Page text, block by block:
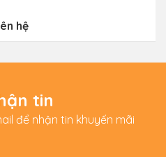
hệ
tin
để nhận tin khuyến mãi